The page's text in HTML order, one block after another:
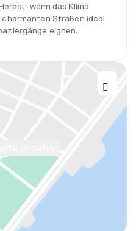
wenn das Klima
Straßen ideal
eignen.